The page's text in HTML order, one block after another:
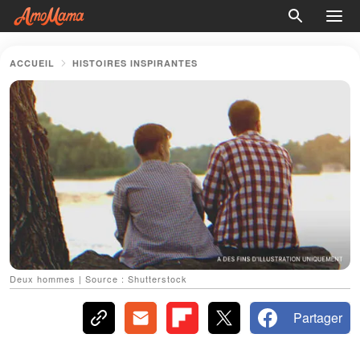
ACCUEIL HISTOIRES INSPIRANTES
Deux hommes | Source : Shutterstock
Partager